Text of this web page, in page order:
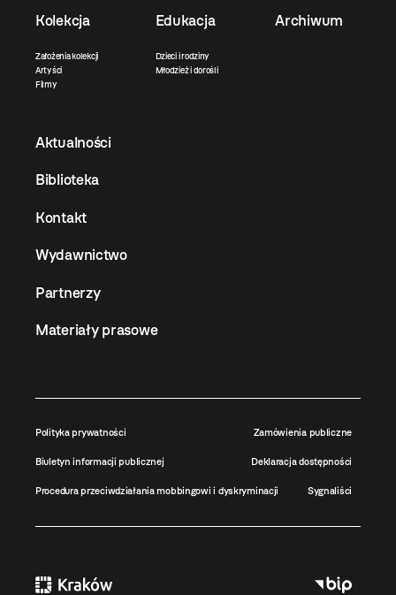
Kolekcja
Założenia kolekcji
Artyści
Filmy
Edukacja
Dzieci i rodziny
Młodzież i dorośli
Archiwum
Aktualności
Biblioteka
Kontakt
Wydawnictwo
Partnerzy
Materiały prasowe
Polityka prywatności Zamówienia publiczne
Biuletyn informacji publicznej Deklaracja dostępności
Procedura przeciwdziałania mobbingowi i dyskryminacji Sygnaliści